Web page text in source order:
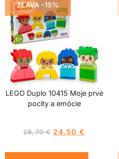
ZĽAVA -15%
LEGO Duplo 10415 Moje prvé
pocity a emócie
28,70€ 24,50€